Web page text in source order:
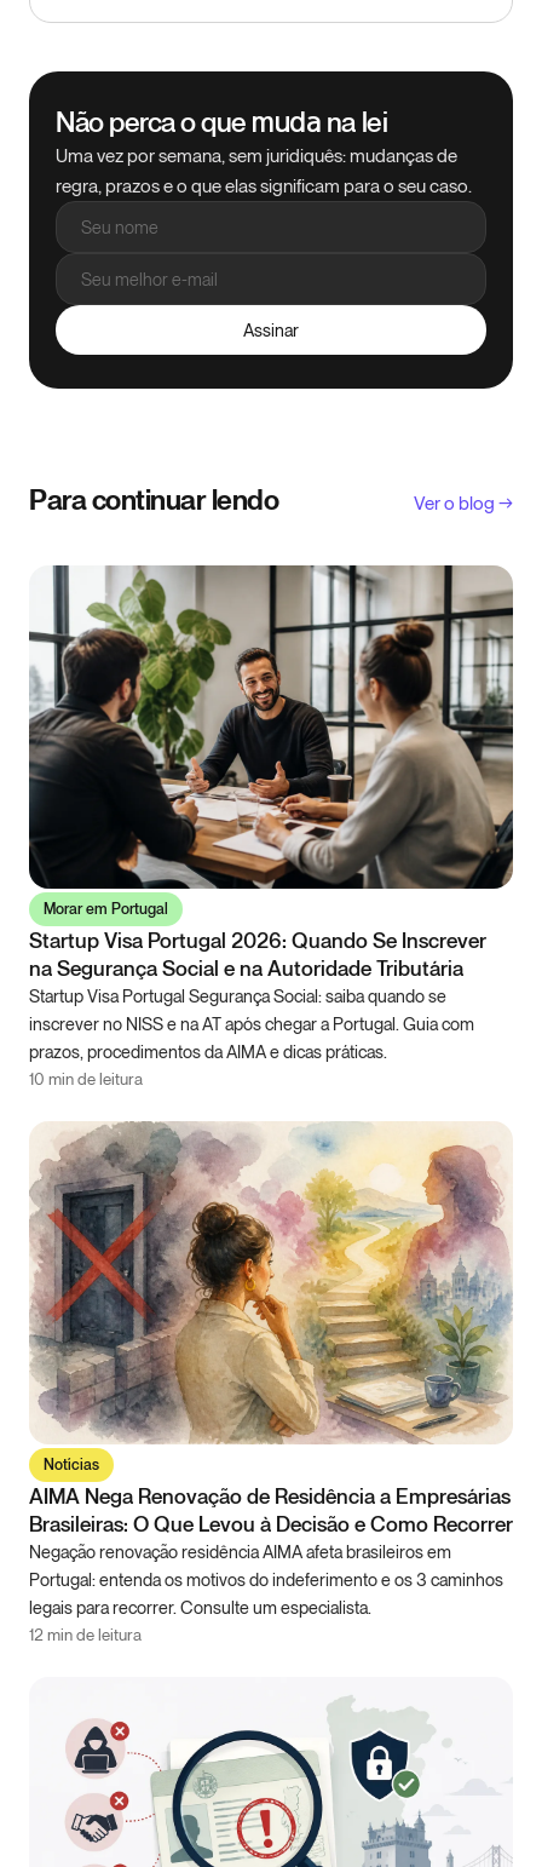
Não perca o que muda na lei
Uma vez por semana, sem juridiquês: mudanças de
regra, prazos e o que elas significam para o seu caso.
Assinar
Para continuar lendo Ver o blog →
Morar em Portugal
Startup Visa Portugal 2026: Quando Se Inscrever
na Segurança Social e na Autoridade Tributária
Startup Visa Portugal Segurança Social: saiba quando se
inscrever no NISS e na AT após chegar a Portugal. Guia com
prazos, procedimentos da AIMA e dicas práticas.
10 min de leitura
Notícias
AIMA Nega Renovação de Residência a Empresárias
Brasileiras: O Que Levou à Decisão e Como Recorrer
Negação renovação residência AIMA afeta brasileiros em
Portugal: entenda os motivos do indeferimento e os 3 caminhos
legais para recorrer. Consulte um especialista.
12 min de leitura